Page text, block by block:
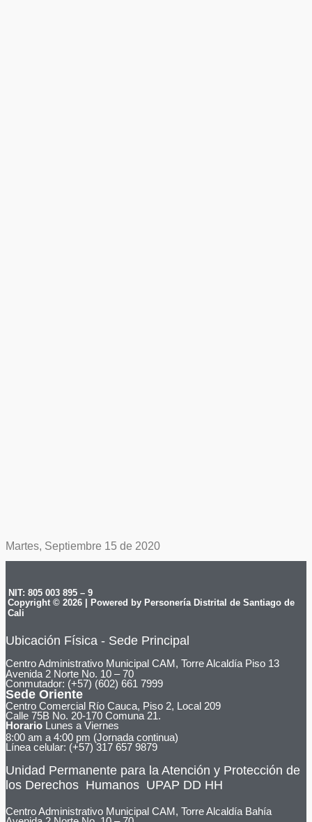
Martes, Septiembre 15 de 2020
NIT: 805 003 895 – 9
Copyright © 2026 | Powered by Personería Distrital de Santiago de
Cali
Ubicación Física - Sede Principal
Centro Administrativo Municipal CAM, Torre Alcaldía Piso 13
Avenida 2 Norte No. 10 – 70
Conmutador: (+57) (602) 661 7999
Sede Oriente
Centro Comercial Río Cauca, Piso 2, Local 209
Calle 75B No. 20-170 Comuna 21.
Horario Lunes a Viernes
8:00 am a 4:00 pm (Jornada continua)
Línea celular: (+57) 317 657 9879
Unidad Permanente para la Atención y Protección de
los Derechos Humanos UPAP DD HH
Centro Administrativo Municipal CAM, Torre Alcaldía Bahía